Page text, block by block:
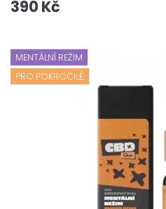
390 Kč
MENTÁLNÍ REŽIM
PRO POKROČILÉ